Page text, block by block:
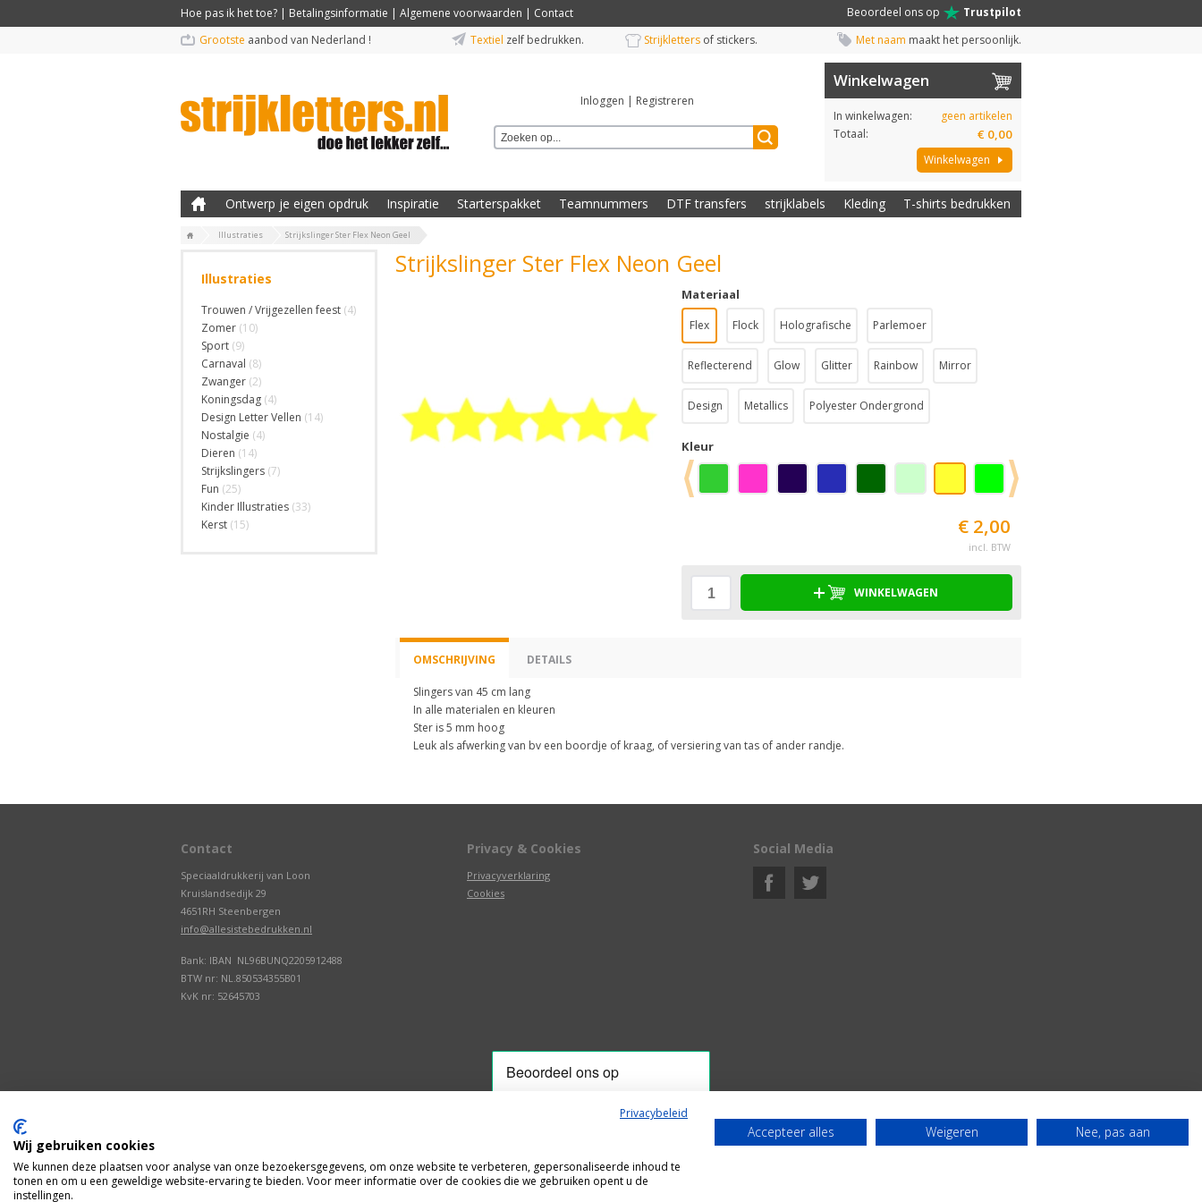
Hoe pas ik het toe? | Betalingsinformatie | Algemene voorwaarden | Contact Beoordeel ons op
Trustpilot
Grootste aanbod van Nederland ! Textiel zelf bedrukken. Strijkletters of stickers. Met naam maakt het persoonlijk.
Inloggen | Registreren
Winkelwagen
In winkelwagen:
geen artikelen
Totaal:
€ 0,00
Winkelwagen
Ontwerp je eigen opdruk Inspiratie Starterspakket Teamnummers DTF transfers strijklabels Kleding T-shirts bedrukken
Illustraties Strijkslinger Ster Flex Neon Geel
Illustraties
Trouwen / Vrijgezellen feest (4)
Zomer (10)
Sport (9)
Carnaval (8)
Zwanger (2)
Koningsdag (4)
Design Letter Vellen (14)
Nostalgie (4)
Dieren (14)
Strijkslingers (7)
Fun (25)
Kinder Illustraties (33)
Kerst (15)
Strijkslinger Ster Flex Neon Geel
Materiaal
Flex Flock Holografische Parlemoer
Reflecterend Glow Glitter Rainbow Mirror
Design Metallics Polyester Ondergrond
Kleur
€ 2,00
incl. BTW
WINKELWAGEN
OMSCHRIJVING DETAILS
Slingers van 45 cm lang
In alle materialen en kleuren
Ster is 5 mm hoog
Leuk als afwerking van bv een boordje of kraag, of versiering van tas of ander randje.
Contact
Speciaaldrukkerij van Loon
Kruislandsedijk 29
4651RH Steenbergen
info@allesistebedrukken.nl
Bank: IBAN NL96BUNQ2205912488
BTW nr: NL.850534355B01
KvK nr: 52645703
Privacy & Cookies
Privacyverklaring
Cookies
Social Media
Webshop doorFastware
Privacybeleid
Wij gebruiken cookies
We kunnen deze plaatsen voor analyse van onze bezoekersgegevens, om onze website te verbeteren, gepersonaliseerde inhoud te
tonen en om u een geweldige website-ervaring te bieden. Voor meer informatie over de cookies die we gebruiken opent u de
instellingen.
Accepteer alles Weigeren Nee, pas aan